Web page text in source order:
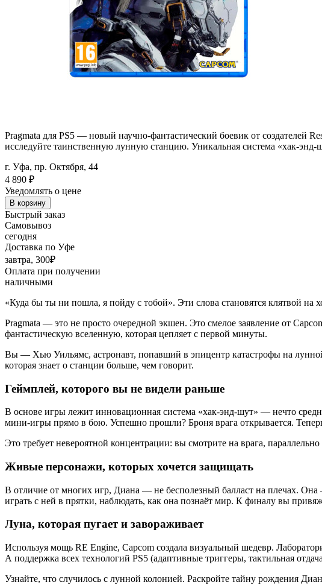
Pragmata для PS5 — новый научно-фантастический боевик от создателей
исследуйте таинственную лунную станцию. Уникальная система «хак-
г. Уфа, пр. Октября, 44
4 890 ₽
Уведомлять о цене
В корзину
Быстрый заказ
Самовывоз
сегодня
Доставка по Уфе
завтра, 300₽
Оплата при получении
наличными
«Куда бы ты ни пошла, я пойду с тобой». Эти слова становятся клятвой на
Pragmata — это не просто очередной экшен. Это смелое заявление от
фантастическую вселенную, которая цепляет с первой минуты.
Вы — Хью Уильямс, астронавт, попавший в эпицентр катастрофы на
которая знает о станции больше, чем говорит.
Геймплей, которого вы не видели раньше
В основе игры лежит инновационная система «хак-энд-шут» — нечто
мини-игры прямо в бою. Успешно прошли? Броня врага открывается.
Это требует невероятной концентрации: вы смотрите на врага,
Живые персонажи, которых хочется защищать
В отличие от многих игр, Диана — не бесполезный балласт на плечах.
играть с ней в прятки, наблюдать, как она познаёт мир. К финалу вы
Луна, которая пугает и завораживает
Используя мощь RE Engine, Capcom создала визуальный шедевр.
А поддержка всех технологий PS5 (адаптивные триггеры, тактильная
Узнайте, что случилось с лунной колонией. Раскройте тайну рождения